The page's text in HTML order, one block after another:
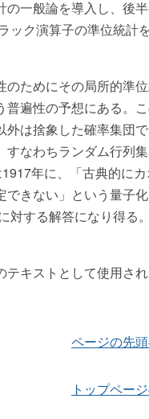
一般論を導入し、後
ック演算子の準位統計
のためにその局所的準
普遍性の予想にある。
は捨象した確率集団
すなわちランダム行列
年に、「古典的にカ
できない」という量子
する解答になり得る。
キストとして使用され
ページの先
トップペー